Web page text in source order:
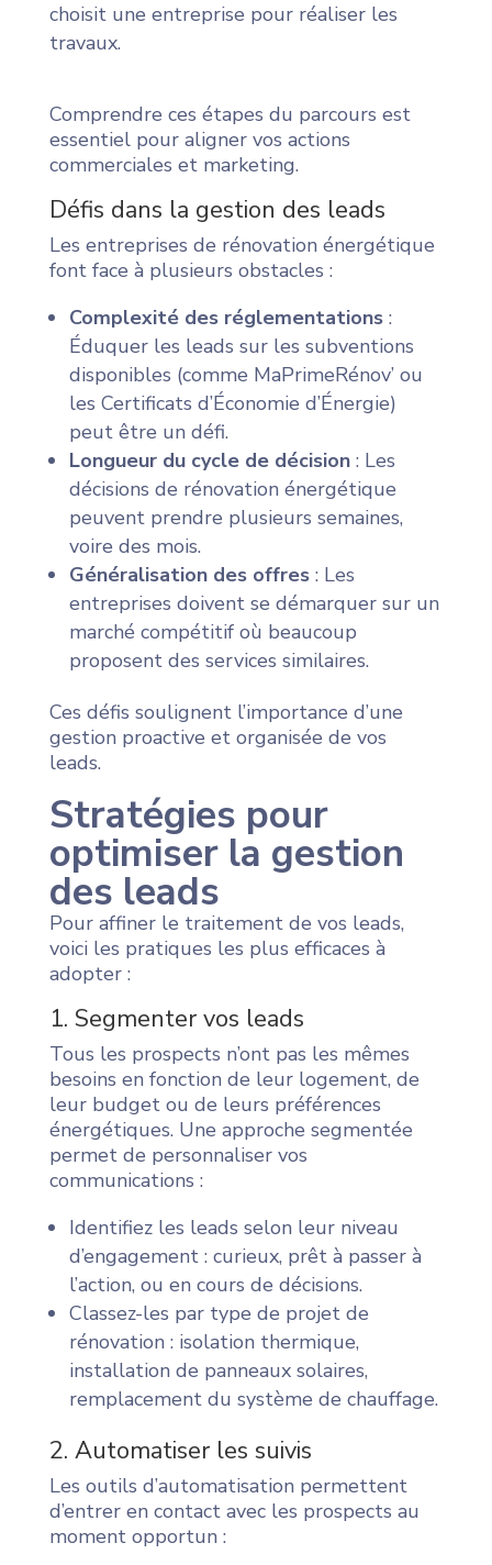
choisit une entreprise pour réaliser les
travaux.
Comprendre ces étapes du parcours est
essentiel pour aligner vos actions
commerciales et marketing.
Défis dans la gestion des leads
Les entreprises de rénovation énergétique
font face à plusieurs obstacles :
Complexité des réglementations:
Éduquer les leads sur les subventions
disponibles (comme MaPrimeRénov’ ou
les Certificats d’Économie d’Énergie)
peut être un défi.
Longueur du cycle de décision: Les
décisions de rénovation énergétique
peuvent prendre plusieurs semaines,
voire des mois.
Généralisation des offres: Les
entreprises doivent se démarquer sur un
marché compétitif où beaucoup
proposent des services similaires.
Ces défis soulignent l’importance d’une
gestion proactive et organisée de vos
leads.
Stratégies pour
optimiser la gestion
des leads
Pour affiner le traitement de vos leads,
voici les pratiques les plus efficaces à
adopter :
1. Segmenter vos leads
Tous les prospects n’ont pas les mêmes
besoins en fonction de leur logement, de
leur budget ou de leurs préférences
énergétiques. Une approche segmentée
permet de personnaliser vos
communications :
Identifiez les leads selon leur niveau
d’engagement : curieux, prêt à passer à
l’action, ou en cours de décisions.
Classez-les par type de projet de
rénovation : isolation thermique,
installation de panneaux solaires,
remplacement du système de chauffage.
2. Automatiser les suivis
Les outils d’automatisation permettent
d’entrer en contact avec les prospects au
moment opportun :